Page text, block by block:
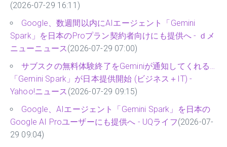
(2026-07-29 16:11)
Google、数週間以内にAIエージェント「Gemini
Spark」を日本のProプラン契約者向けにも提供へ - ｄメ
ニューニュース(2026-07-29 07:00)
サブスクの無料体験終了をGeminiが通知してくれる…
「Gemini Spark」が日本提供開始 (ビジネス＋IT) -
Yahoo!ニュース (2026-07-29 09:15)
Google、AIエージェント「Gemini Spark」を日本の
Google AI Proユーザーにも提供へ - UQライフ(2026-07-
29 09:04)